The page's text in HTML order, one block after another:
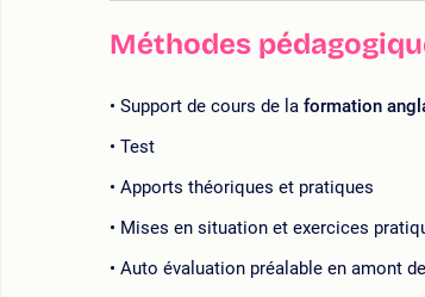
Méthodes
Support de cours de la formation
Test
Apports théoriques et pratiques
Mises en situation et exercices
Auto évaluation préalable en amont